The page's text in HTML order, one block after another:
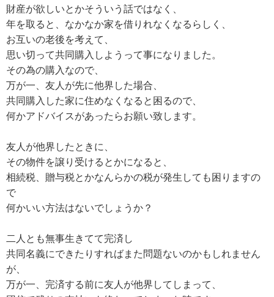
財産が欲しいとかそういう話ではなく、
年を取ると、なかなか家を借りれなくなるらしく、
お互いの老後を考えて、
思い切って共同購入しようって事になりました。
その為の購入なので、
万が一、友人が先に他界した場合、
共同購入した家に住めなくなると困るので、
何かアドバイスがあったらお願い致します。
友人が他界したときに、
その物件を譲り受けるとかになると、
相続税、贈与税とかなんらかの税が発生しても困りますの
で
何かいい方法はないでしょうか？
二人とも無事生きてて完済し
共同名義にできたりすればまた問題ないのかもしれません
が、
万が一、完済する前に友人が他界してしまって、